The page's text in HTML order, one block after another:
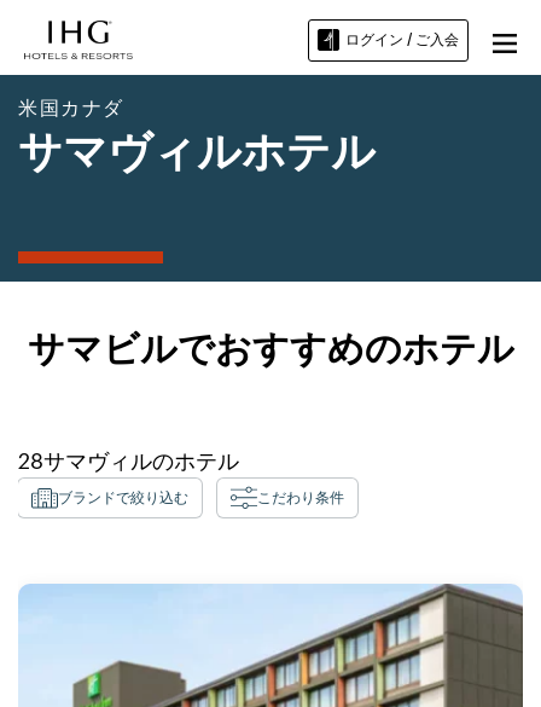
ログイン / ご入会
米国カナダ
サマヴィルホテル
サマビルでおすすめのホテル
28サマヴィルのホテル
ブランドで絞り込む こだわり条件